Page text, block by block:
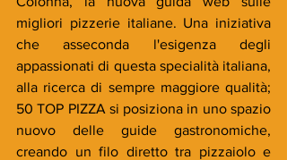
migliori pizzerie italiane. Una iniziativa
che asseconda l'esigenza degli
appassionati di questa specialità italiana,
alla ricerca di sempre maggiore qualità;
50 TOP PIZZA si posiziona in uno spazio
nuovo delle guide gastronomiche,
creando un filo diretto tra pizzaiolo e